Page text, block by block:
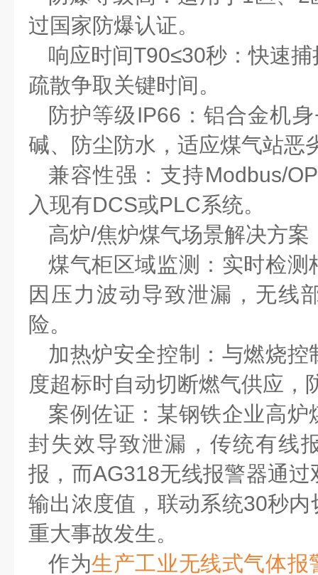
过国家防爆认证。
响应时间T90≤30秒：快速
疏散争取关键时间。
防护等级IP66 ：铝合金机身
碱、防尘防水，适应煤气站恶
兼容性强：支持Modbus/
入现有DCS或PLC系统。
高炉/焦炉煤气场景解决方案
煤气柜区域监测：实时检测
因压力波动导致泄漏，无线
险。
加热炉安全控制：与燃烧
度超标时自动切断燃气供应，
案例佐证：某钢铁企业高炉
封失效导致泄漏，传统有线
报，而AG318无线报警器通
输出浓度值，联动系统30秒内
重大事故发生。
作为生产工业无线式气体报